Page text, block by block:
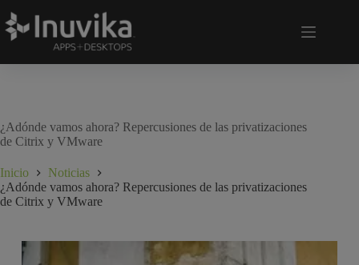
¿Adónde vamos ahora? Repercusiones de las privatizaciones
de Citrix y VMware
Inicio
Noticias
¿Adónde vamos ahora? Repercusiones de las privatizaciones
de Citrix y VMware